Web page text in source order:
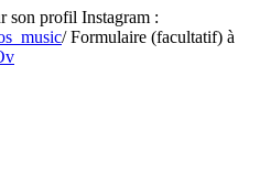
son profil Instagram :
/ Formulaire (facultatif) à